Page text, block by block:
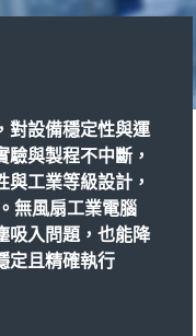
對設備穩定性與運
與製程不中斷，
與工業等級設計，
無風扇工業電腦
吸入問題，也能降
定且精確執行